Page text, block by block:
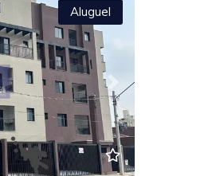
Next
Aluguel